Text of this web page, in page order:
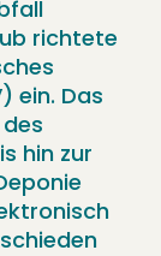
richtete
ein. Das
hin zur